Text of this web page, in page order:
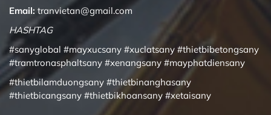
Email: tranvietan@gmail.com
HASHTAG
#sanyglobal #mayxucsany #xuclatsany #thietbibetongsany
#tramtronasphaltsany #xenangsany #mayphatdiensany
#thietbilamduongsany #thietbinanghasany
#thietbicangsany #thietbikhoansany #xetaisany